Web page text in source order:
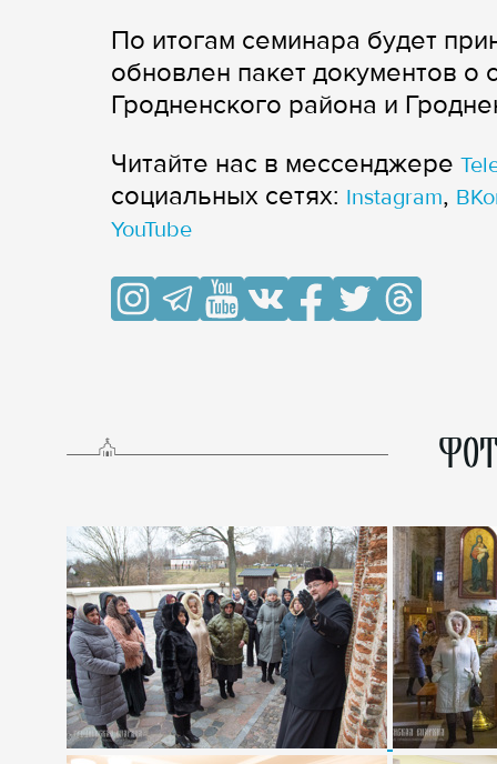
По итогам семинара будет
обновлен пакет документов о
Гродненского района и
Читайте нас в мессенджере
cоциальных сетях: Instagram,
YouTube